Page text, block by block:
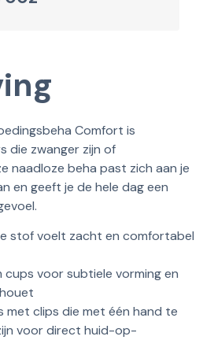
Comfort is
die zwanger zijn of
naadloze beha past zich aan je
en geeft je de hele dag een
stof voelt zacht en comfortabel
cups voor subtiele vorming en
met clips die met één hand te
voor direct huid-op-